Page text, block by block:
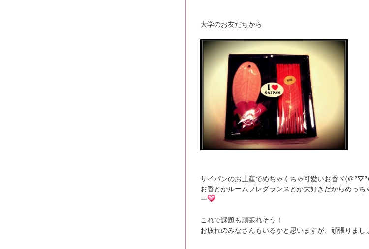
大学のお友だちから
サイパンのお土産でめちゃくちゃ可愛いお香ヾ(＠°▽°
お香とかルームフレグランスとか大好きだからめっち
ー
これで課題も頑張れそう！
お疲れのみなさんもいるかと思いますが、頑張りま